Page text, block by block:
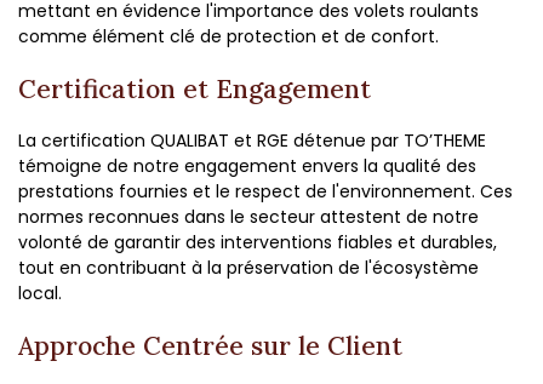
mettant en évidence l'importance des volets roulants
comme élément clé de protection et de confort.
Certification et Engagement
La certification QUALIBAT et RGE détenue par TO’THEME
témoigne de notre engagement envers la qualité des
prestations fournies et le respect de l'environnement. Ces
normes reconnues dans le secteur attestent de notre
volonté de garantir des interventions fiables et durables,
tout en contribuant à la préservation de l'écosystème
local.
Approche Centrée sur le Client